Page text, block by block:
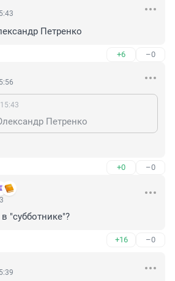
Петренко
+6 –0
Петренко
+0 –0
"субботнике"?
+16 –0